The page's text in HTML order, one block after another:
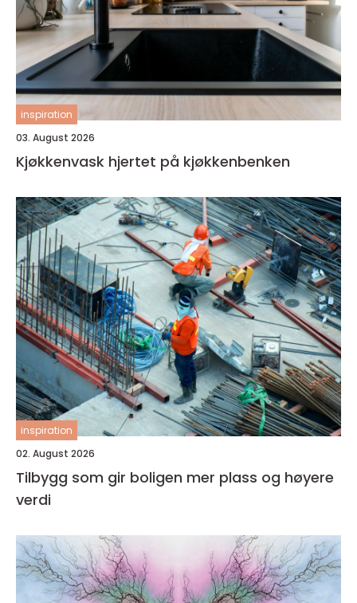
inspiration
03. August 2026
Kjøkkenvask hjertet på kjøkkenbenken
inspiration
02. August 2026
Tilbygg som gir boligen mer plass og høyere
verdi